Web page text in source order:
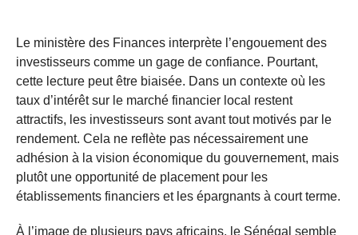
Le ministère des Finances interprète l’engouement des
investisseurs comme un gage de confiance. Pourtant,
cette lecture peut être biaisée. Dans un contexte où les
taux d’intérêt sur le marché financier local restent
attractifs, les investisseurs sont avant tout motivés par le
rendement. Cela ne reflète pas nécessairement une
adhésion à la vision économique du gouvernement, mais
plutôt une opportunité de placement pour les
établissements financiers et les épargnants à court terme.
À l’image de plusieurs pays africains, le Sénégal semble